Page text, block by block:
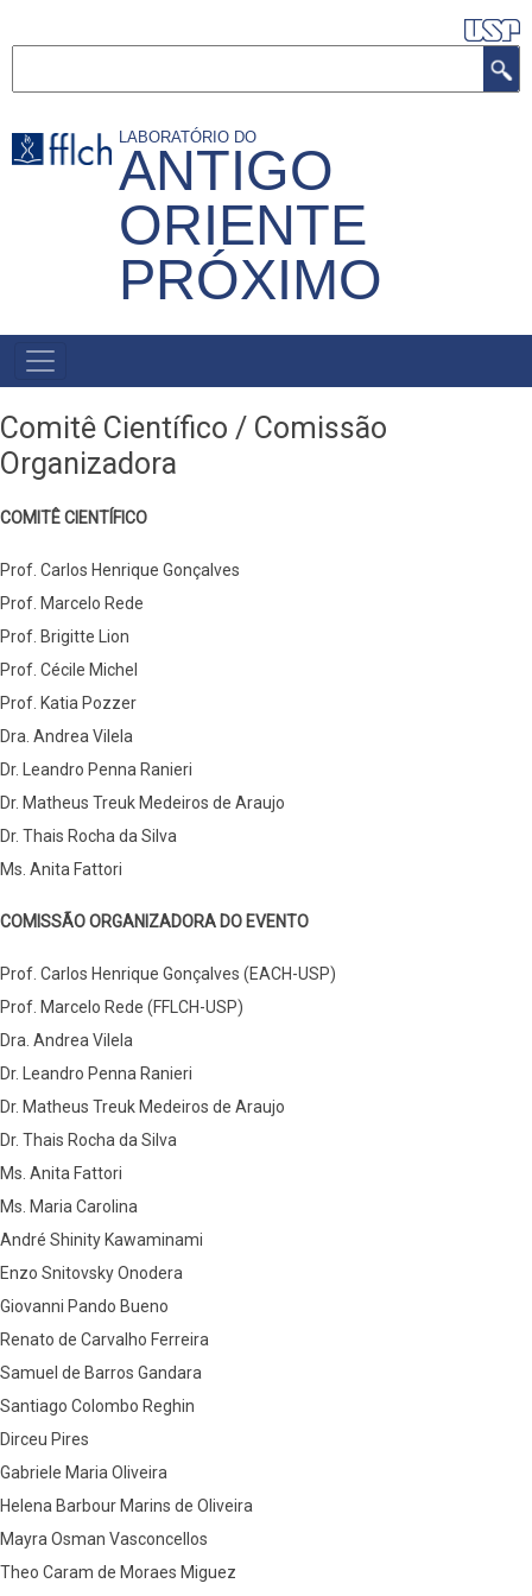
para
principal
LABORATÓRIO DO
ANTIGO
ORIENTE
PRÓXIMO
NAVEGAÇÃO
PRINCIPAL
Comitê Científico / Comissão
Organizadora
COMITÊ CIENTÍFICO
Prof. Carlos Henrique Gonçalves
Prof. Marcelo Rede
Prof. Brigitte Lion
Prof. Cécile Michel
Prof. Katia Pozzer
Dra. Andrea Vilela
Dr. Leandro Penna Ranieri
Dr. Matheus Treuk Medeiros de Araujo
Dr. Thais Rocha da Silva
Ms. Anita Fattori
COMISSÃO ORGANIZADORA DO EVENTO
Prof. Carlos Henrique Gonçalves (EACH-USP)
Prof. Marcelo Rede (FFLCH-USP)
Dra. Andrea Vilela
Dr. Leandro Penna Ranieri
Dr. Matheus Treuk Medeiros de Araujo
Dr. Thais Rocha da Silva
Ms. Anita Fattori
​​Ms. Maria Carolina
André Shinity Kawaminami
Enzo Snitovsky Onodera
Giovanni Pando Bueno
Renato de Carvalho Ferreira
Samuel de Barros Gandara
Santiago Colombo Reghin
Dirceu Pires
Gabriele Maria Oliveira
Helena Barbour Marins de Oliveira
Mayra Osman Vasconcellos
Theo Caram de Moraes Miguez